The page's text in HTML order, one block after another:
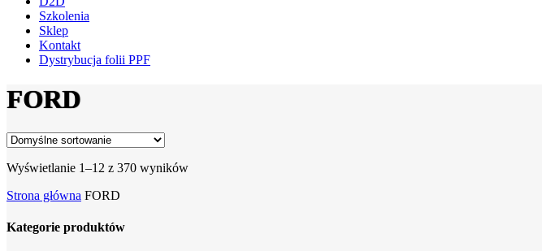
Szkolenia
Sklep
Kontakt
Dystrybucja folii PPF
FORD
Wyświetlanie 1–12 z 370 wyników
Strona główna FORD
Kategorie produktów